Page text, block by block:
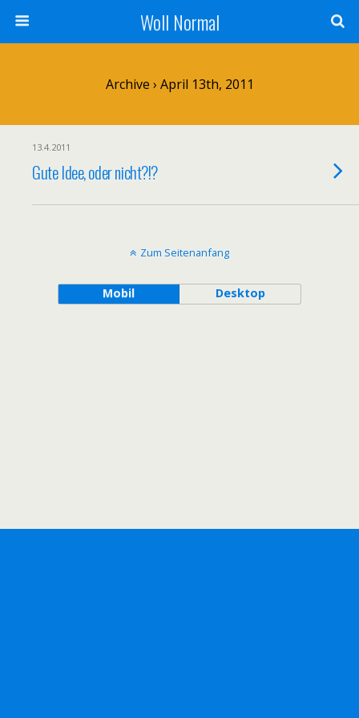
Woll Normal
Archive › April 13th, 2011
13.4.2011
Gute Idee, oder nicht?!?
Zum Seitenanfang
Mobil Desktop